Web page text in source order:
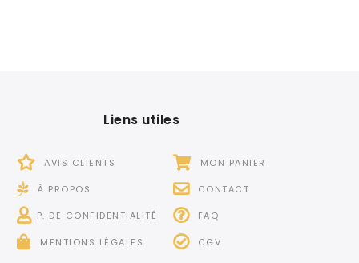
Liens utiles
AVIS CLIENTS
À PROPOS
P. DE CONFIDENTIALITÉ
MENTIONS LÉGALES
MON PANIER
CONTACT
FAQ
CGV